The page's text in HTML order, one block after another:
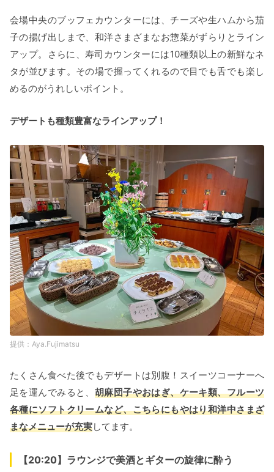
会場中央のブッフェカウンターには、チーズや生ハムから茄
子の揚げ出しまで、和洋さまざまなお惣菜がずらりとライン
アップ。さらに、寿司カウンターには10種類以上の新鮮なネ
タが並びます。その場で握ってくれるので目でも舌でも楽し
めるのがうれしいポイント。
デザートも種類豊富なラインアップ！
Aya.Fujimatsu
たくさん食べた後でもデザートは別腹！スイーツコーナーへ
足を運んでみると、 胡麻団子やおはぎ、ケーキ類、フルーツ
各種にソフトクリームなど、こちらにもやはり和洋中さまざ
まなメニューが充実してます。
【20:20】ラウンジで美酒とギターの旋律に酔う